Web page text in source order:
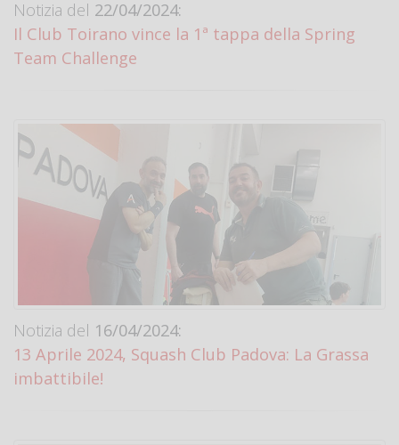
Notizia del 22/04/2024:
Il Club Toirano vince la 1ª tappa della Spring
Team Challenge
Notizia del 16/04/2024:
13 Aprile 2024, Squash Club Padova: La Grassa
imbattibile!